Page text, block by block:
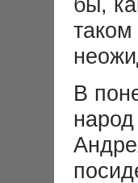
Конкурс 1
Альбомы и
Переводы
Битлз-
Wallpapers
Магазин
В